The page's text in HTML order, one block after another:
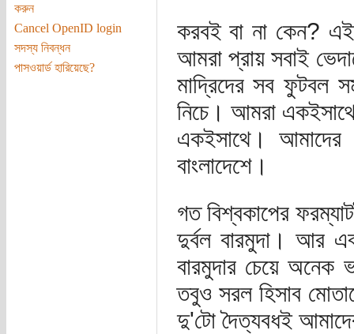
করুন
Cancel OpenID login
সদস্য নিবন্ধন
পাসওয়ার্ড হারিয়েছে?
করবই বা না কেন? এই
আমরা প্রায় সবাই
মাদ্রিদের সব ফুটবল
নিচে। আমরা
একইসাথে। আমাদের
বাংলাদেশে।
গত বিশ্বকাপের
দুর্বল বারমুদা। আর
বারমুদার চেয়ে
তবুও সরল হিসাব
দু'টো দৈত্যবধই